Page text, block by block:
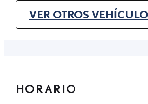
VER OTROS
(OPENS
HORARIO